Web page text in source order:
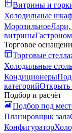
Витрины и
Холодильные
Морозильное
витрины
Торговое
Торговые
Холодильные
Кондиционеры
категорийОткрыть
Подбор и расчёт
Подбор под
Планировщик зала
Конфигуратор